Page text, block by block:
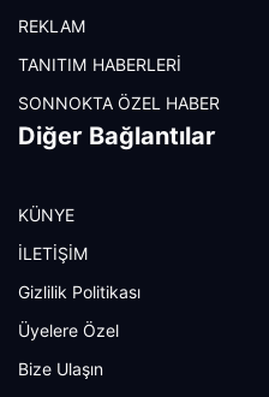
REKLAM
TANITIM HABERLERİ
SONNOKTA ÖZEL HABER
Diğer Bağlantılar
KÜNYE
İLETİŞİM
Gizlilik Politikası
Üyelere Özel
Bize Ulaşın